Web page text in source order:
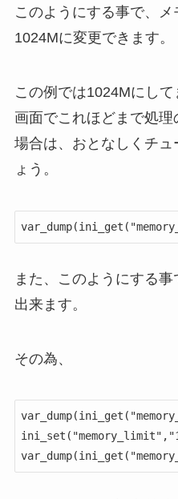
このようにする事で、
1024Mに変更できます。
この例では1024Mにし
画面でこれほどまで処
場合は、おとなしくチ
ょう。
また、このようにする
出来ます。
その為、